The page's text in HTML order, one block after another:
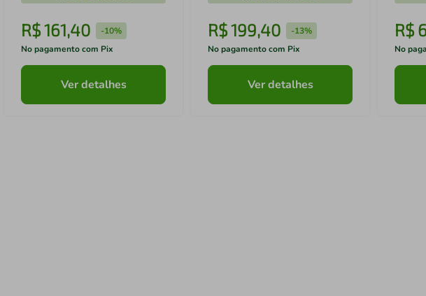
R$161,40 -10%
No pagamento com Pix
Ver detalhes
R$199,40 -13%
No pagamento com Pix
Ver detalhes
R$
No